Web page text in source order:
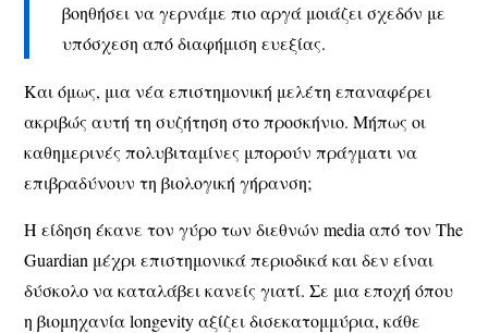
βοηθήσει να γερνάμε πιο αργά μοιάζει σχεδόν με
υπόσχεση από διαφήμιση ευεξίας.
Και όμως, μια νέα επιστημονική μελέτη επαναφέρει
ακριβώς αυτή τη συζήτηση στο προσκήνιο. Mήπως οι
καθημερινές πολυβιταμίνες μπορούν πράγματι να
επιβραδύνουν τη βιολογική γήρανση;
Η είδηση έκανε τον γύρο των διεθνών media από τον The
Guardian μέχρι επιστημονικά περιοδικά και δεν είναι
δύσκολο να καταλάβει κανείς γιατί. Σε μια εποχή όπου
η βιομηχανία longevity αξίζει δισεκατομμύρια, κάθε